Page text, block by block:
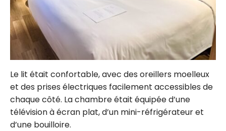
Le lit était confortable, avec des oreillers moelleux
et des prises électriques facilement accessibles de
chaque côté. La chambre était équipée d’une
télévision à écran plat, d’un mini-réfrigérateur et
d’une bouilloire.